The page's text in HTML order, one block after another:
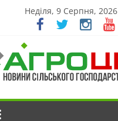
Неділя, 9 Серпня, 2026